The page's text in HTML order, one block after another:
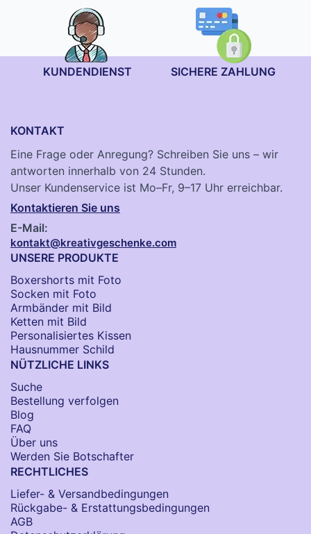
KUNDENDIENST SICHERE ZAHLUNG
KONTAKT
Eine Frage oder Anregung? Schreiben Sie uns – wir
antworten innerhalb von 24 Stunden.
Unser Kundenservice ist Mo–Fr, 9–17 Uhr erreichbar.
Kontaktieren Sie uns
E-Mail:
kontakt@kreativgeschenke.com
UNSERE PRODUKTE
Boxershorts mit Foto
Socken​ mit Foto
Armbänder mit Bild​
Ketten mit Bild
Personalisiertes Kissen
Hausnummer Schild
NÜTZLICHE LINKS
Suche
Bestellung verfolgen
Blog
FAQ
Über uns
Werden Sie Botschafter
RECHTLICHES
Liefer- & Versandbedingungen
Rückgabe- & Erstattungsbedingungen
AGB